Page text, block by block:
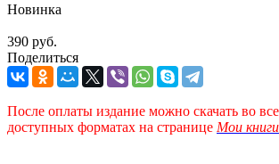
Новинка
390 руб.
Поделиться
После оплаты издание можно скачать во
доступных форматах на странице Мои книги